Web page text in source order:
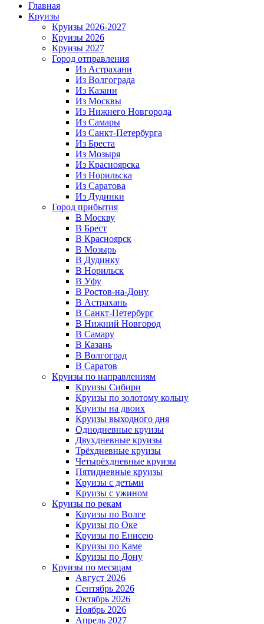
Главная
Круизы
Круизы 2026-2027
Круизы 2026
Круизы 2027
Город отправления
Из Астрахани
Из Волгограда
Из Казани
Из Москвы
Из Нижнего Новгорода
Из Самары
Из Санкт-Петербурга
Из Бреста
Из Мозыря
Из Красноярска
Из Норильска
Из Саратова
Из Дудинки
Город прибытия
В Москву
В Брест
В Красноярск
В Мозырь
В Дудинку
В Норильск
В Уфу
В Ростов-на-Дону
В Астрахань
В Санкт-Петербург
В Нижний Новгород
В Самару
В Казань
В Волгоград
В Саратов
Круизы по направлениям
Круизы Сибири
Круизы по золотому кольцу
Круизы на двоих
Круизы выходного дня
Однодневные круизы
Двухдневные круизы
Трёхдневные круизы
Четырёхдневные круизы
Пятидневные круизы
Круизы с детьми
Круизы с ужином
Круизы по рекам
Круизы по Волге
Круизы по Оке
Круизы по Енисею
Круизы по Каме
Круизы по Дону
Круизы по месяцам
Август 2026
Сентябрь 2026
Октябрь 2026
Ноябрь 2026
Апрель 2027